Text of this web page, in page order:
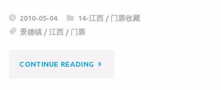
C
h
a
W
b
c
e
o
2010-05-04 14-江西/ 门票收藏
景德镇 /江西 / 门票
CONTINUE READING"景